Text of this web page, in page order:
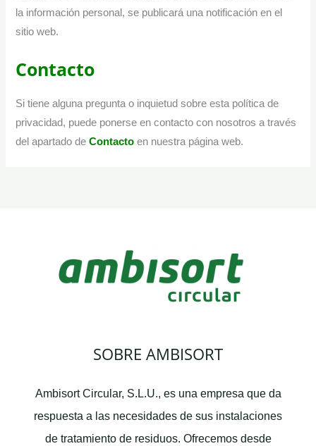
la información personal, se publicará una notificación en el
sitio web.
Contacto
Si tiene alguna pregunta o inquietud sobre esta política de
privacidad, puede ponerse en contacto con nosotros a través
del apartado deContacto en nuestra página web.
SOBRE AMBISORT
Ambisort Circular, S.L.U., es una empresa que da
respuesta a las necesidades de sus instalaciones
de tratamiento de residuos. Ofrecemos desde